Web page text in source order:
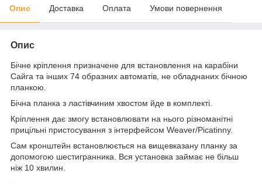
Опис Доставка Оплата Умови повернення
Опис
Бічне кріплення призначене для встановлення на карабіни
Сайга та інших 74 образних автоматів, не обладнаних бічною
планкою.
Бічна планка з ластівчиним хвостом йде в комплекті.
Кріплення дає змогу встановлювати на нього різноманітні
прицільні пристосування з інтерфейсом Weaver/Picatinny.
Сам кронштейн встановлюється на вищевказану планку за
допомогою шестигранника. Вся установка займає не більш
ніж 10 хвилин.